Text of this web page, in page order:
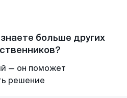
больше других
— он поможет
решение